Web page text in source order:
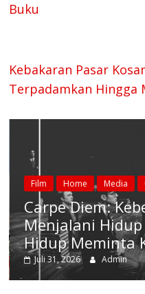
Buku
Kebakaran Pasar
Terpadamkan Hingga
Film Home Media
Carpe Diem:
Menjalani Hidup
Hidup Meminta
Juli 31, 2026 Admin